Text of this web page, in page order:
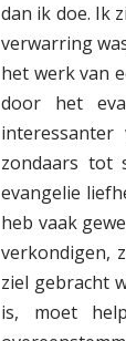
dan ik doe. Ik
verwarring
het werk van
door het
zondaars tot
evangelie
heb vaak
verkondigen,
ziel gebracht
is, moet